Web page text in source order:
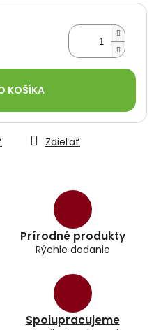
KOŠÍKA
Prírodné produkty
Rýchle dodanie
Spolupracujeme
Zdieľať